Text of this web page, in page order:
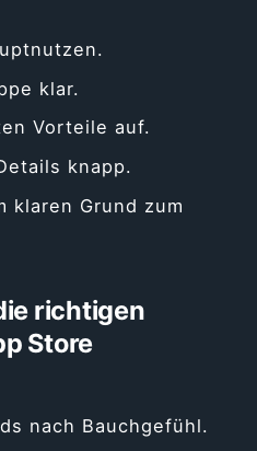
klar.
Vorteile auf.
knapp.
klaren Grund zum
richtigen
Store
nach Bauchgefühl.